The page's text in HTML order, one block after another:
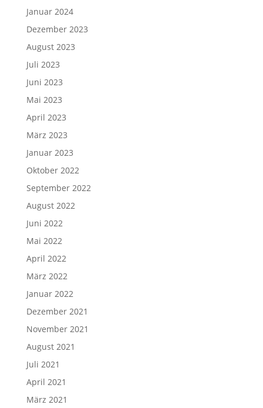
Januar 2024
Dezember 2023
August 2023
Juli 2023
Juni 2023
Mai 2023
April 2023
März 2023
Januar 2023
Oktober 2022
September 2022
August 2022
Juni 2022
Mai 2022
April 2022
März 2022
Januar 2022
Dezember 2021
November 2021
August 2021
Juli 2021
April 2021
März 2021